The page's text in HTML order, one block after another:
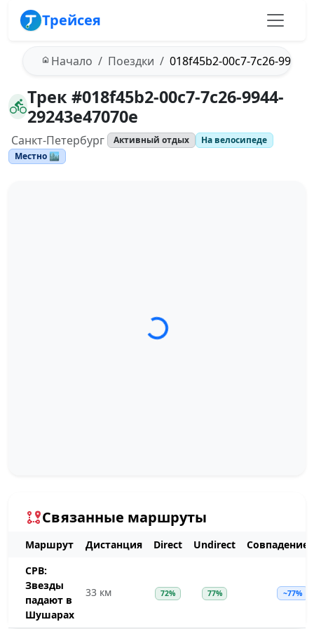
Трейсея
Начало Поездки 018f45b2-00c7-7c26-9944-
Трек #018f45b2-00c7-7c26-9944-
29243e47070e
Санкт-Петербург Активный отдых
На велосипеде
Местно 🏙️
Загрузка трека...
Связанные маршруты
Маршрут Дистанция Direct Undirect
Совпадение
СРВ:
Звезды
падают в
Шушарах
33 км 72% 77% ~77%